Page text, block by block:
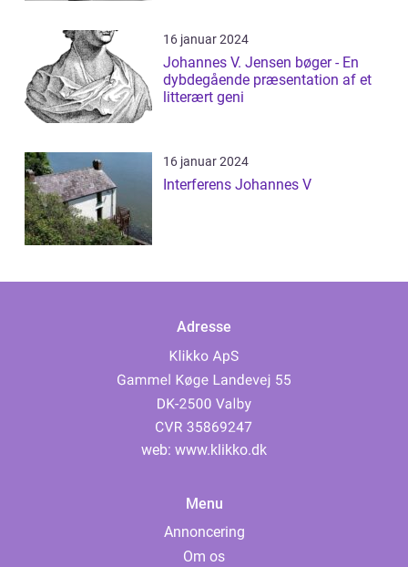
16 januar 2024
Johannes V. Jensen bøger - En
dybdegående præsentation af et
litterært geni
16 januar 2024
Interferens Johannes V
Adresse
web: www.klikko.dk
Menu
Annoncering
Om os